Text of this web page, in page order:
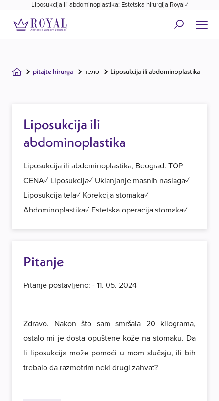
Liposukcija ili abdominoplastika: Estetska hirurgija Royal✓
pitajte hirurga тело Liposukcija ili abdominoplastika
Liposukcija ili
abdominoplastika
Liposukcija ili abdominoplastika, Beograd. TOP
CENA✓ Liposukcija✓ Uklanjanje masnih naslaga✓
Liposukcija tela✓ Korekcija stomaka✓
Abdominoplastika✓ Estetska operacija stomaka✓
Pitanje
Pitanje postavljeno: - 11. 05. 2024
Zdravo. Nakon što sam smršala 20 kilograma,
ostalo mi je dosta opuštene kože na stomaku. Da
li liposukcija može pomoći u mom slučaju, ili bih
trebalo da razmotrim neki drugi zahvat?